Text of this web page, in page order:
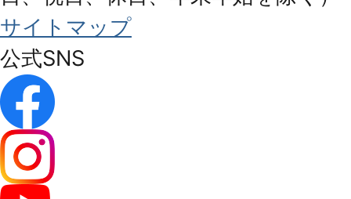
サイトマップ
公式SNS